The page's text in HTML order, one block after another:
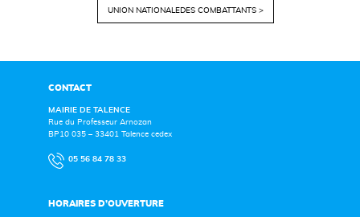
UNION NATIONALEDES COMBATTANTS >
CONTACT
MAIRIE DE TALENCE
Rue du Professeur Arnozan
BP10 035 – 33401 Talence cedex
05 56 84 78 33
HORAIRES D’OUVERTURE